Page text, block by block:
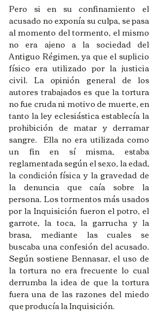
Pero si en su confinamiento el
acusado no exponía su culpa, se pasa
al momento del tormento, el mismo
no era ajeno a la sociedad del
Antiguo Régimen, ya que el suplicio
físico era utilizado por la justicia
civil. La opinión general de los
autores trabajados es que la tortura
no fue cruda ni motivo de muerte, en
tanto la ley eclesiástica establecía la
prohibición de matar y derramar
sangre.  Ella no era utilizada como
un fin en sí misma, estaba
reglamentada según el sexo, la edad,
la condición física y la gravedad de
la denuncia que caía sobre la
persona. Los tormentos más usados
por la Inquisición fueron el potro, el
garrote, la toca, la garrucha y la
brasa, mediante las cuales se
buscaba una confesión del acusado.
Según sostiene Bennasar, el uso de
la tortura no era frecuente lo cual
derrumba la idea de que la tortura
fuera una de las razones del miedo
que producía la Inquisición.